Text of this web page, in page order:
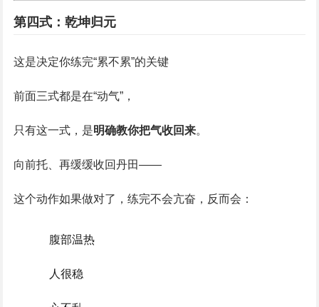
第四式：乾坤归元
这是决定你练完“累不累”的关键
前面三式都是在“动气”，
只有这一式，是明确教你把气收回来。
向前托、再缓缓收回丹田——
这个动作如果做对了，练完不会亢奋，反而会：
腹部温热
人很稳